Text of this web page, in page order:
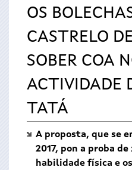
está
aquí
OS
CASTRELO
SOBER COA
ACTIVIDADE
TATÁ
A proposta, que se
2017, pon a proba
habilidade física e